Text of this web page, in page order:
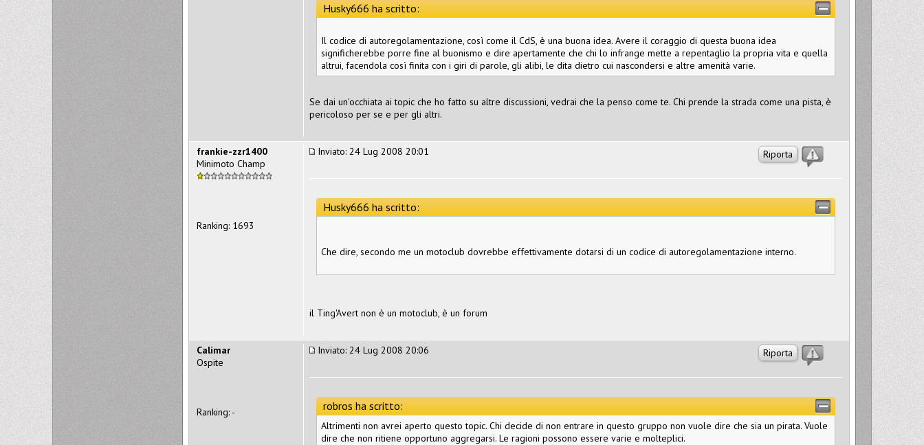
Husky666 ha scritto:
Il codice di autoregolamentazione, così come il CdS, è una buona idea. Avere il coraggio di questa buona idea
significherebbe porre fine al buonismo e dire apertamente che chi lo infrange mette a repentaglio la propria vita e quella
altrui, facendola così finita con i giri di parole, gli alibi, le dita dietro cui nascondersi e altre amenità varie.
Se dai un'occhiata ai topic che ho fatto su altre discussioni, vedrai che la penso come te. Chi prende la strada come una pista, è
pericoloso per se e per gli altri.
Riporta
Inviato: 24 Lug 2008 20:01
Husky666 ha scritto:
Che dire, secondo me un motoclub dovrebbe effettivamente dotarsi di un codice di autoregolamentazione interno.
il Ting'Avert non è un motoclub, è un forum
frankie-zzr1400
Minimoto Champ
Ranking: 1693
Riporta
Inviato: 24 Lug 2008 20:06
robros ha scritto:
Altrimenti non avrei aperto questo topic. Chi decide di non entrare in questo gruppo non vuole dire che sia un pirata. Vuole
dire che non ritiene opportuno aggregarsi. Le ragioni possono essere varie e molteplici.
Calimar
Ospite
Ranking: -